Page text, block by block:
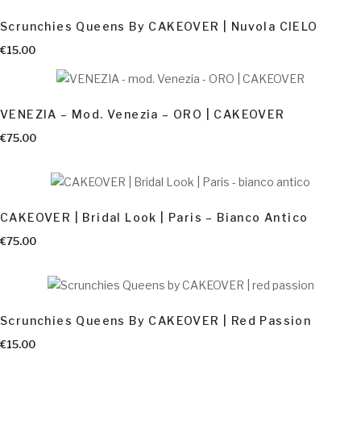
Scrunchies Queens By CAKEOVER | Nuvola CIELO
€15.00
VENEZIA – Mod. Venezia – ORO | CAKEOVER
€75.00
AGGIUNGI AL CARRELLO
CAKEOVER | Bridal Look | Paris – Bianco Antico
€75.00
Scrunchies Queens By CAKEOVER | Red Passion
€15.00